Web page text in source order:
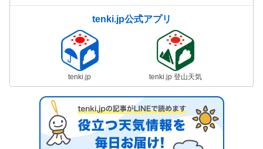
tenki.jp公式アプリ
tenki.jp tenki.jp 登山天気